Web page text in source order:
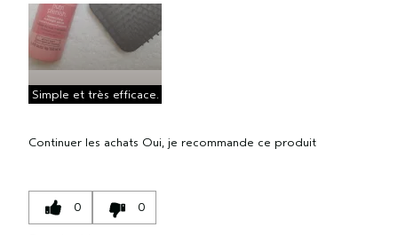
Simple et très efficace.
Continuer les achats Oui, je recommande ce produit
0 0